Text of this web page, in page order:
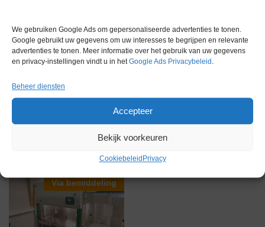
We gebruiken Google Ads om gepersonaliseerde advertenties te tonen.
Google gebruikt uw gegevens om uw interesses te begrijpen en relevante
advertenties te tonen. Meer informatie over het gebruik van uw gegevens
en privacy-instellingen vindt u in hetGoogle Ads Privacybeleid .
Beheer diensten
Accepteer
Bekijk voorkeuren
Cookiebeleid Privacy
Conditie Nieuw in doos
Gerelateerde producten
Via bemiddeling